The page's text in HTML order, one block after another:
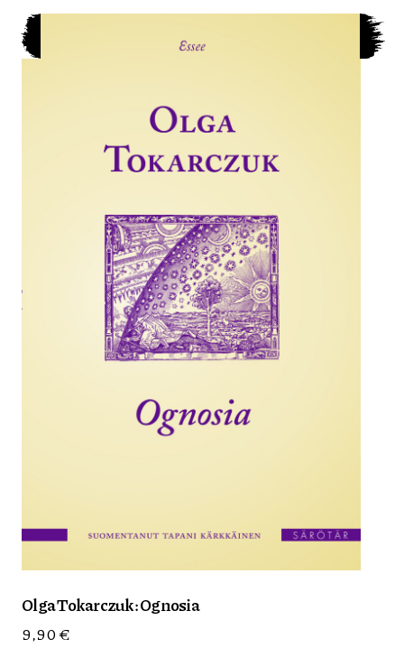
Olga Tokarczuk: Ognosia
9,90€